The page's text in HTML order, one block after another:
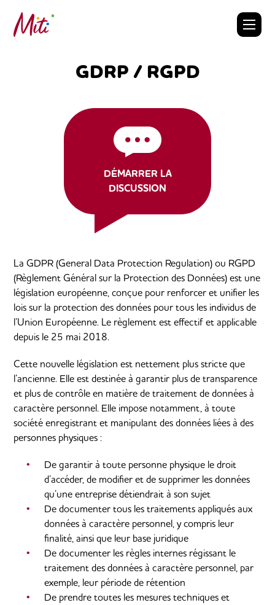
content
GDRP / RGPD
DÉMARRER LA
DISCUSSION
La GDPR (General Data Protection Regulation) ou RGPD
(Règlement Général sur la Protection des Données) est une
législation européenne, conçue pour renforcer et unifier les
lois sur la protection des données pour tous les individus de
l’Union Européenne. Le règlement est effectif et applicable
depuis le 25 mai 2018.
Cette nouvelle législation est nettement plus stricte que
l’ancienne. Elle est destinée à garantir plus de transparence
et plus de contrôle en matière de traitement de données à
caractère personnel. Elle impose notamment, à toute
société enregistrant et manipulant des données liées à des
personnes physiques :
De garantir à toute personne physique le droit
d’accéder, de modifier et de supprimer les données
qu’une entreprise détiendrait à son sujet
De documenter tous les traitements appliqués aux
données à caractère personnel, y compris leur
finalité, ainsi que leur base juridique
De documenter les règles internes régissant le
traitement des données à caractère personnel, par
exemple, leur période de rétention
De prendre toutes les mesures techniques et